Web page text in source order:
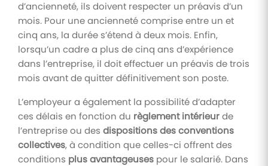
d’ancienneté, ils doivent respecter un préavis d’un
mois. Pour une ancienneté comprise entre un et
cinq ans, la durée s’étend à deux mois. Enfin,
lorsqu’un cadre a plus de cinq ans d’expérience
dans l’entreprise, il doit effectuer un préavis de trois
mois avant de quitter définitivement son poste.
L’employeur a également la possibilité d’adapter
ces délais en fonction du règlement intérieurde
l’entreprise ou des dispositions des conventions
collectives, à condition que celles-ci offrent des
conditions plus avantageuses pour le salarié. Dans